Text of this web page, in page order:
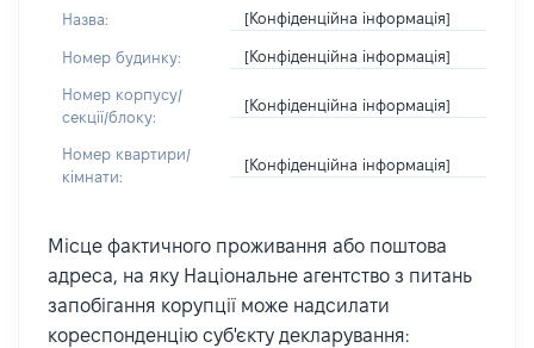
Назва: [Конфіденційна інформація]
Номер будинку: [Конфіденційна інформація]
Номер корпусу/
секції/блоку:
[Конфіденційна інформація]
Номер квартири/
кімнати:
[Конфіденційна інформація]
Місце фактичного проживання або поштова
адреса, на яку Національне агентство з питань
запобігання корупції може надсилати
кореспонденцію суб'єкту декларування: